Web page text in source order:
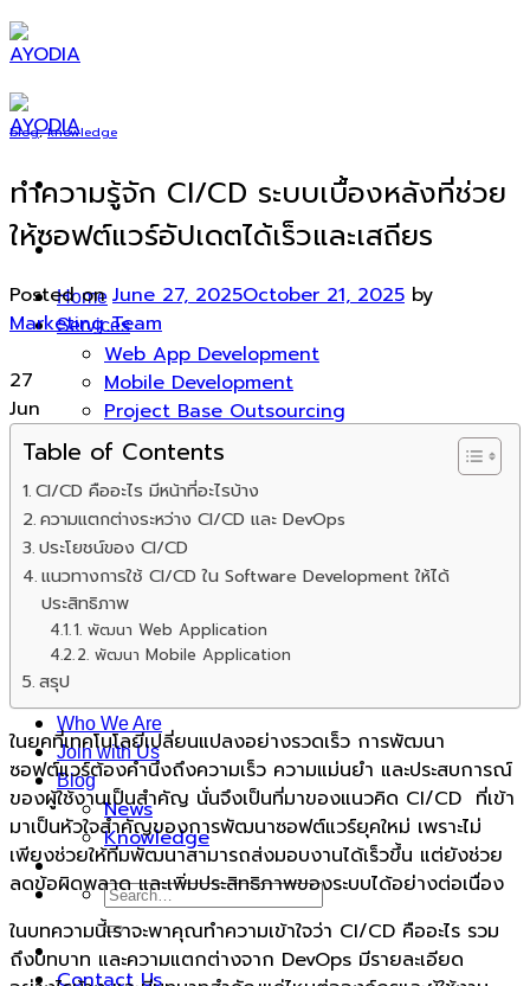
Skip
to
Home
Services
Web App Development
Mobile Development
Project Base Outsourcing
IT Consulting
IT Solutions
Enterprise AI Solution
Products
Advance Technology Human Resource
Management
Hospital Advantage Operation System
Occupational Health Risk System
PromptCure Solution
Case Studies
Who We Are
Join with Us
Blog
News
Knowledge
Contact Us
blog,knowledge
ทำความรู้จัก CI/CD ระบบเบื้องหลังที่ช่วย
ให้ซอฟต์แวร์อัปเดตได้เร็วและเสถียร
Posted onJune 27, 2025October 21, 2025 by
Marketing Team
27
Jun
Table of Contents
CI/CD คืออะไร มีหน้าที่อะไรบ้าง
ความแตกต่างระหว่าง CI/CD และ DevOps
ประโยชน์ของ CI/CD
แนวทางการใช้ CI/CD ใน Software Development ให้ได้
ประสิทธิภาพ
1. พัฒนา Web Application
2. พัฒนา Mobile Application
สรุป
ในยุคที่เทคโนโลยีเปลี่ยนแปลงอย่างรวดเร็ว การพัฒนา
ซอฟต์แวร์ต้องคำนึงถึงความเร็ว ความแม่นยำ และประสบการณ์
ของผู้ใช้งานเป็นสำคัญ นั่นจึงเป็นที่มาของแนวคิด CI/CD ที่เข้า
มาเป็นหัวใจสำคัญของการพัฒนาซอฟต์แวร์ยุคใหม่ เพราะไม่
เพียงช่วยให้ทีมพัฒนาสามารถส่งมอบงานได้เร็วขึ้น แต่ยังช่วย
ลดข้อผิดพลาด และเพิ่มประสิทธิภาพของระบบได้อย่างต่อเนื่อง
ในบทความนี้เราจะพาคุณทำความเข้าใจว่า CI/CD คืออะไร รวม
ถึงบทบาท และความแตกต่างจาก DevOps มีรายละเอียด